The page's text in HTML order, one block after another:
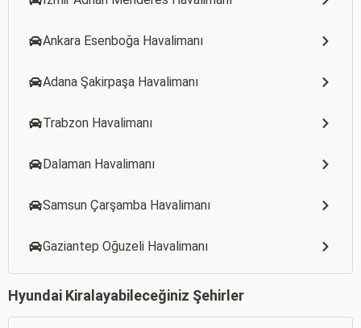
Ankara Esenboğa Havalimanı
Adana Şakirpaşa Havalimanı
Trabzon Havalimanı
Dalaman Havalimanı
Samsun Çarşamba Havalimanı
Gaziantep Oğuzeli Havalimanı
Hyundai Kiralayabileceğiniz Şehirler